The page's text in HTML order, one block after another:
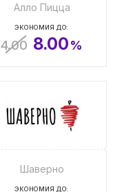
Алло Пицца
ЭКОНОМИЯ ДО:
4.00 8.00%
Шаверно
ЭКОНОМИЯ ДО: